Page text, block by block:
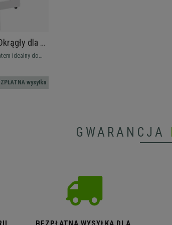
dla 4
kolor Dąb
idealny do
wysyłka
GWARANCJA